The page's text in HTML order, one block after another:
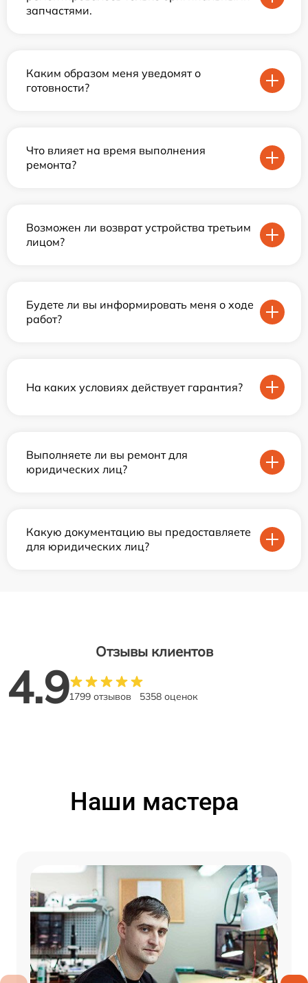
запчастями.
Каким образом меня уведомят о
готовности?
Что влияет на время выполнения
ремонта?
Возможен ли возврат устройства третьим
лицом?
Будете ли вы информировать меня о ходе
работ?
На каких условиях действует гарантия?
Выполняете ли вы ремонт для
юридических лиц?
Какую документацию вы предоставляете
для юридических лиц?
Отзывы клиентов
4.91799 отзывов 5358 оценок
Наши мастера